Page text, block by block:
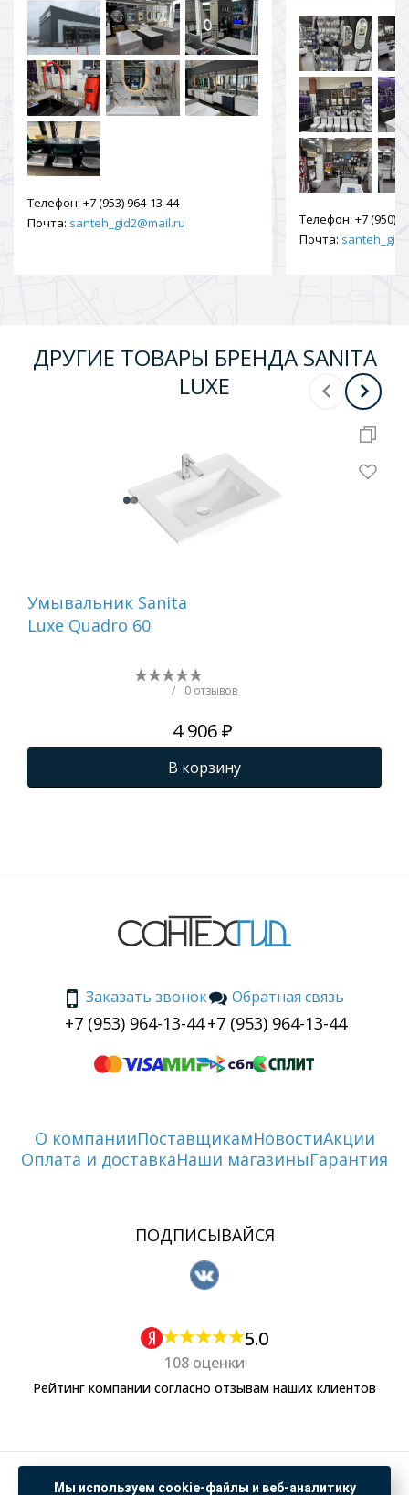
Телефон: +7 (953) 964-13-44
Почта: santeh_gid2@mail.ru Телефон: +7 (950)
Почта:
ДРУГИЕ ТОВАРЫ БРЕНДА SANITA
LUXE
Умывальник Sanita
Luxe Quadro 60
/ 0 отзывов
4 906 ₽
В корзину
Заказать звонок
+7 (953) 964-13-44
Обратная связь
+7 (953) 964-13-44
О компанииПоставщикамНовостиАкции
Оплата и доставкаНаши магазиныГарантия
ПОДПИСЫВАЙСЯ
5.0
108 оценки
Рейтинг компании согласно отзывам наших клиентов
Политика обработки персональных данных
Мы используем cookie-файлы и веб-аналитику